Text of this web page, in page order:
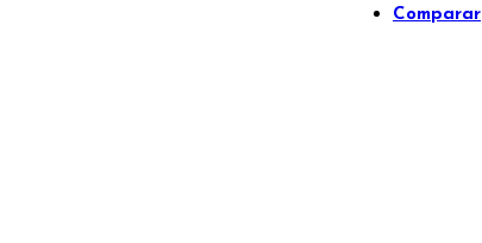
Comparar